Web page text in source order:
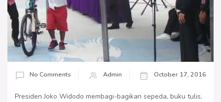
No Comments Admin October 17, 2016
Presiden Joko Widodo membagi-bagikan sepeda, buku tulis,